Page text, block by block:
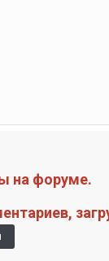
на форуме.